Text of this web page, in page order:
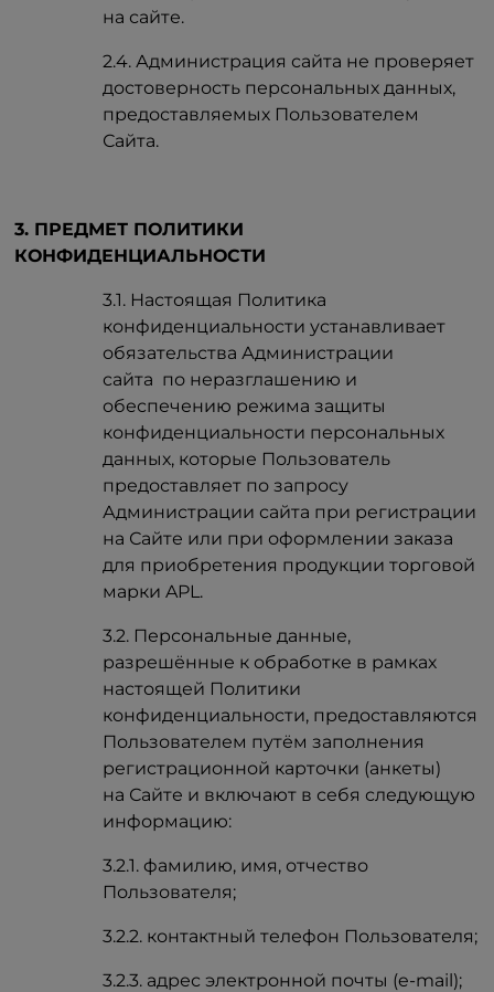
на сайте.
2.4. Администрация сайта не проверяет
достоверность персональных данных,
предоставляемых Пользователем
Сайта.
3. ПРЕДМЕТ ПОЛИТИКИ
КОНФИДЕНЦИАЛЬНОСТИ
3.1. Настоящая Политика
конфиденциальности устанавливает
обязательства Администрации
сайта по неразглашению и
обеспечению режима защиты
конфиденциальности персональных
данных, которые Пользователь
предоставляет по запросу
Администрации сайта при регистрации
на Сайте или при оформлении заказа
для приобретения продукции торговой
марки APL.
3.2. Персональные данные,
разрешённые к обработке в рамках
настоящей Политики
конфиденциальности, предоставляются
Пользователем путём заполнения
регистрационной карточки (анкеты)
на Сайте и включают в себя следующую
информацию:
3.2.1. фамилию, имя, отчество
Пользователя;
3.2.2. контактный телефон Пользователя;
3.2.3. адрес электронной почты (e-mail);